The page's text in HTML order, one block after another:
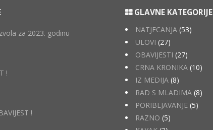
za 2023. godinu
!
!
GLAVNE KATEGORIJE
NATJECANJA(53)
ULOVI (27)
OBAVIJESTI (27)
CRNA KRONIKA(10)
IZ MEDIJA(8)
RAD S MLADIMA(8)
PORIBLJAVANJE(5)
RAZNO (5)